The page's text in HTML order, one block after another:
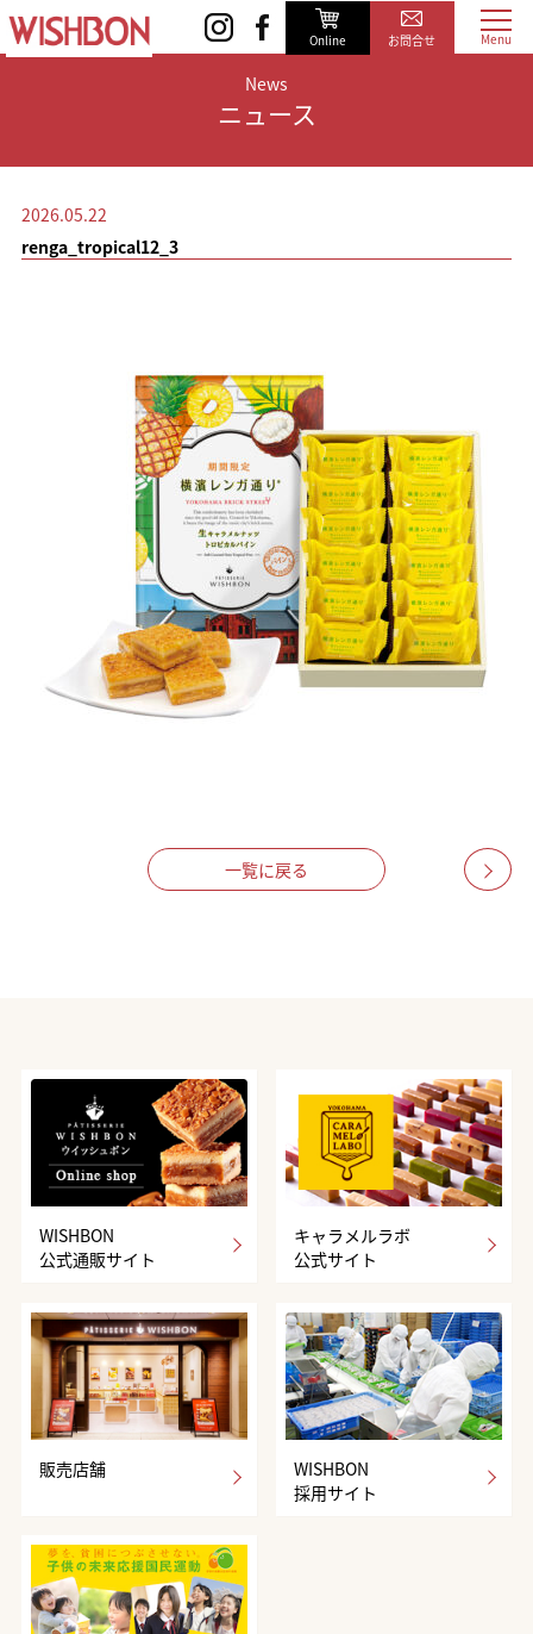
Online お問合せ
News
ニュース
2026.05.22
renga_tropical12_3
一覧に戻る
WISHBON
公式通販サイト
キャラメルラボ
公式サイト
販売店舗
WISHBON
採用サイト